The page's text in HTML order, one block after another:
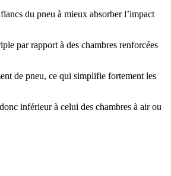
du pneu à mieux absorber l’impact
par rapport à des chambres renforcées
de pneu, ce qui simplifie fortement les
inférieur à celui des chambres à air ou